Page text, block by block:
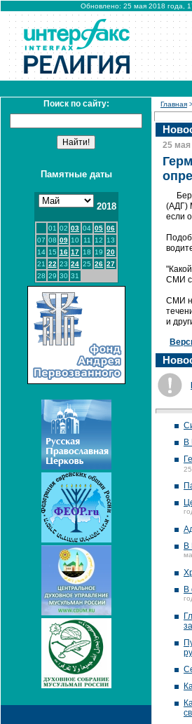
Обновлено: 25 мая 2018 года,
Поиск по сайту:
Памятные даты
2018
01 02 03 04 05 06
07 08 09 10 11 12
13
14 15 16 17 18 19 20
21 22 23 24 25 26 27
28 29 30 31
Главная
25 мая
(АДГ)
если
СМИ
СМИ
и
В
В
В